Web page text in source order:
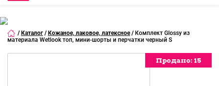
/ Каталог / Кожаное, лаковое, латексное / Комплект Glossy из
материала Wetlook топ, мини-шорты и перчатки черный S
Продано: 15
Продано: 15
Продано: 15
Продано: 15
Продано: 15
Продано: 15
Продано: 15
Продано: 15
Продано: 15